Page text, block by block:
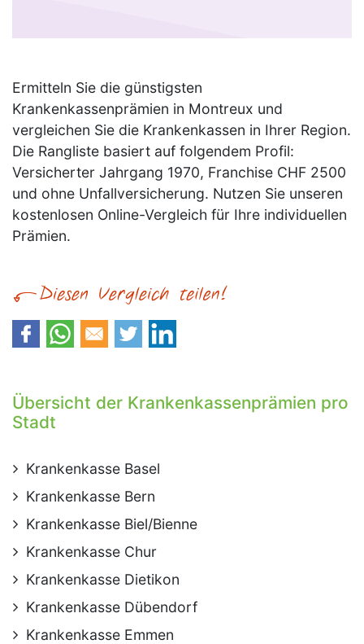
Ermitteln Sie die günstigsten
Krankenkassenprämien in Montreux und
vergleichen Sie die Krankenkassen in Ihrer Region.
Die Rangliste basiert auf folgendem Profil:
Versicherter Jahrgang 1970, Franchise CHF 2500
und ohne Unfallversicherung. Nutzen Sie unseren
kostenlosen Online-Vergleich für Ihre individuellen
Prämien.
Übersicht der Krankenkassenprämien pro
Stadt
Krankenkasse Basel
Krankenkasse Bern
Krankenkasse Biel/Bienne
Krankenkasse Chur
Krankenkasse Dietikon
Krankenkasse Dübendorf
Krankenkasse Emmen